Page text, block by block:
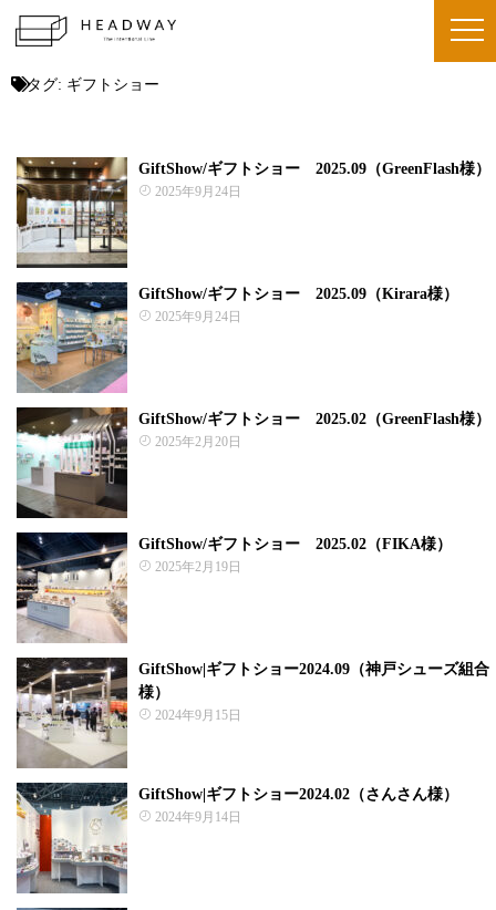
タグ: ギフトショー
GiftShow/ギフトショー 2025.09（GreenFlash様）
2025年9月24日
GiftShow/ギフトショー 2025.09（Kirara様）
2025年9月24日
GiftShow/ギフトショー 2025.02（GreenFlash様）
2025年2月20日
GiftShow/ギフトショー 2025.02（FIKA様）
2025年2月19日
GiftShow|ギフトショー2024.09（神戸シューズ組合
様）
2024年9月15日
GiftShow|ギフトショー2024.02（さんさん様）
2024年9月14日